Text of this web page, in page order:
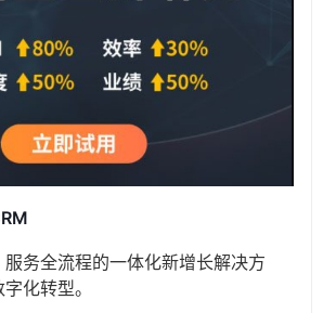
务全流程的一体化新增长解决方
化转型。